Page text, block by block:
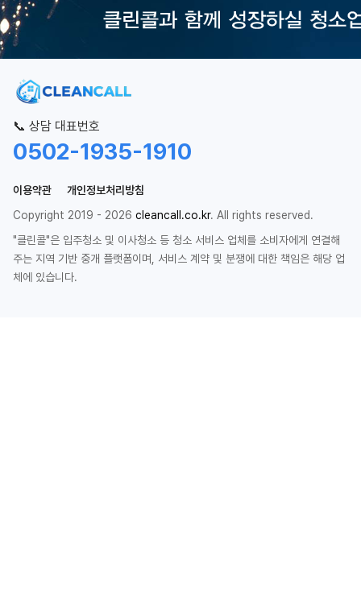
📞 상담 대표번호
0502-1935-1910
이용약관
개인정보처리방침
Copyright 2019 - 2026 cleancall.co.kr. All rights reserved.
"클린콜"은 입주청소 및 이사청소 등 청소 서비스 업체를 소비자에게 연결해
주는 지역 기반 중개 플랫폼이며, 서비스 계약 및 분쟁에 대한 책임은 해당 업
체에 있습니다.